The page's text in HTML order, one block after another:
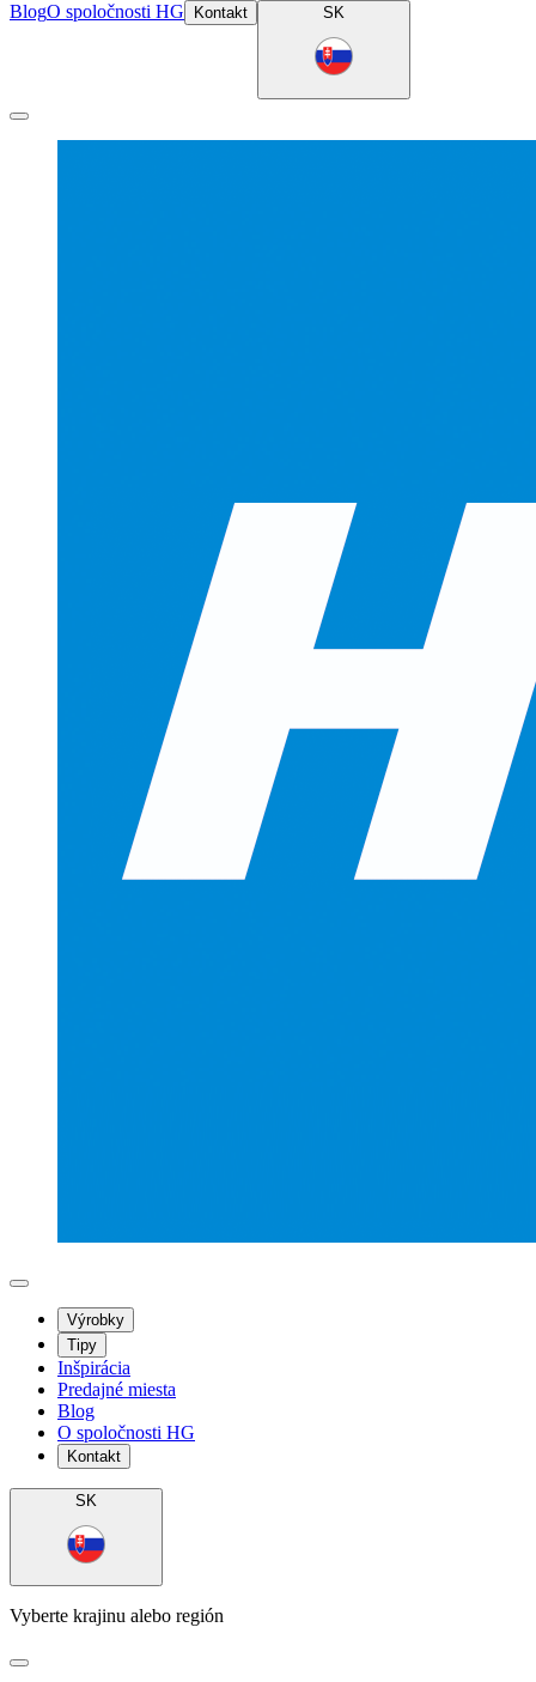
BlogO spoločnosti HG Kontakt SK
Výrobky
Tipy
Inšpirácia
Predajné miesta
Blog
O spoločnosti HG
Kontakt
SK
Vyberte krajinu alebo región